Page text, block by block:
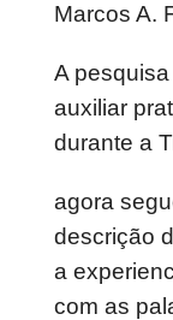
Marcos A.
A
auxiliar
durante a
agora
descrição
a
com as